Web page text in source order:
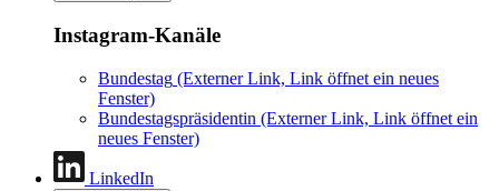
Instagram-Kanäle
Bundestag (Externer Link, Link öffnet ein neues
Fenster)
Bundestagspräsidentin (Externer Link, Link öffnet ein
neues Fenster)
LinkedIn